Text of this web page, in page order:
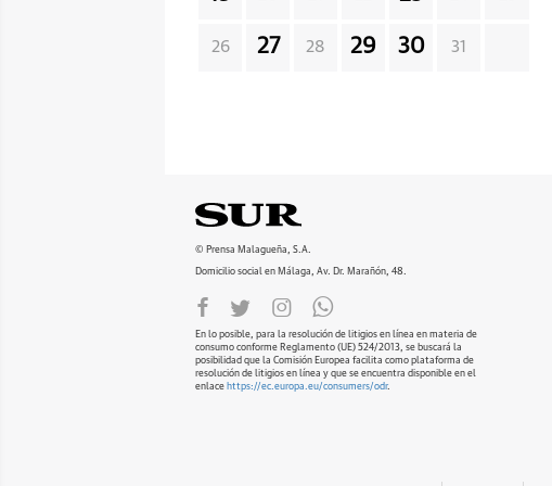
26 27 28 29 30 31
© Prensa Malagueña, S.A.
Domicilio social en Málaga, Av. Dr. Marañón, 48.
En lo posible, para la resolución de litigios en línea en materia de
consumo conforme Reglamento (UE) 524/2013, se buscará la
posibilidad que la Comisión Europea facilita como plataforma de
resolución de litigios en línea y que se encuentra disponible en el
enlace https://ec.europa.eu/consumers/odr.